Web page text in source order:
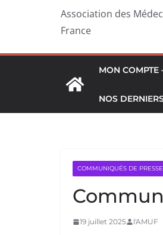
Association des
France
MON COMPTE
NOS
COMMUNIQUÉS DE PRESSE
19 juillet 2025 l'AMUF